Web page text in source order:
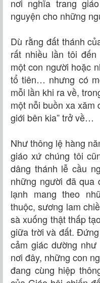
nơi nghĩa trang
nguyện cho những
Dù rằng đất thánh
rất nhiều lần tôi
một con người hoặc
tổ tiên… nhưng có
mỗi lần khi ra về,
một nỗi buồn xa xăm
giới bên kia” trở về…
Như thông lệ hàng
giáo xứ chúng tôi
dâng thánh lễ cầu
những người đã qua
lạnh mang theo
thuộc, sương lam
sà xuống thật thấp
giữa trời và đất.
cảm giác dường
nơi đây, những con
đang cùng hiệp